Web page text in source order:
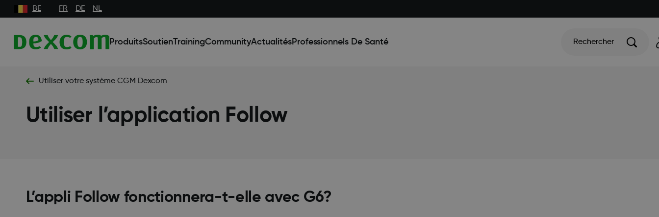
BE FR DE NL
ProduitsSoutienTrainingCommunityActualitésProfessionnels De Santé Rechercher
Utiliser votre système CGM Dexcom
Utiliser l’application Follow
L’appli Follow fonctionnera-t-elle avec G6?